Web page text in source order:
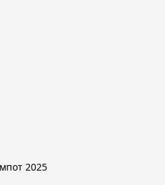
© Компот 2025